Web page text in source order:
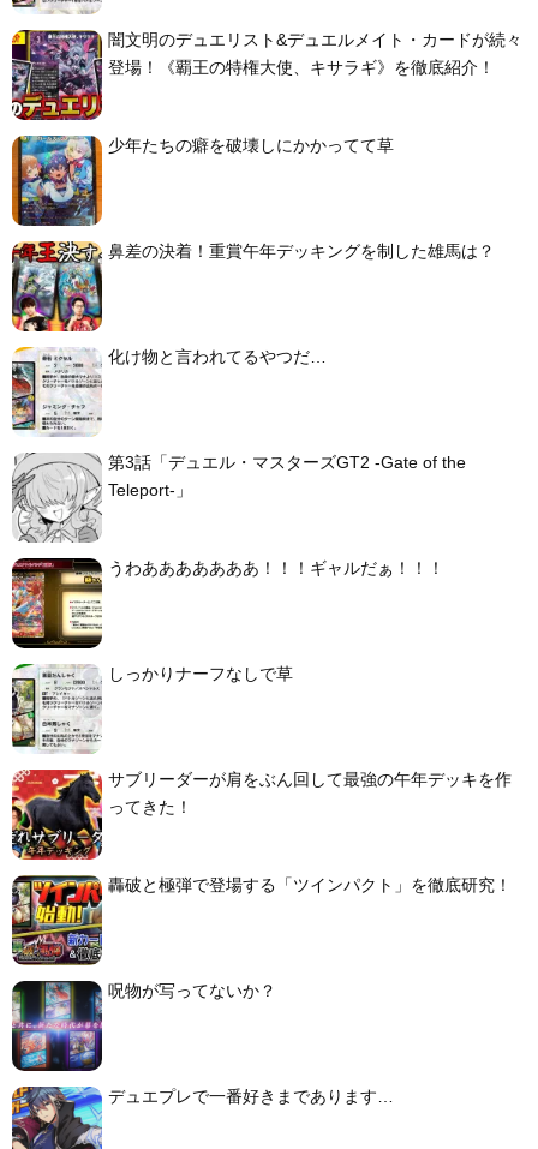
闇文明のデュエリスト&デュエルメイト・カードが続々
登場！《覇王の特権大使、キサラギ》を徹底紹介！
少年たちの癖を破壊しにかかってて草
鼻差の決着！重賞午年デッキングを制した雄馬は？
化け物と言われてるやつだ…
第3話「デュエル・マスターズGT2 -Gate of the
Teleport-」
うわあああああああ！！！ギャルだぁ！！！
しっかりナーフなしで草
サブリーダーが肩をぶん回して最強の午年デッキを作
ってきた！
轟破と極弾で登場する「ツインパクト」を徹底研究！
呪物が写ってないか？
デュエプレで一番好きまであります…